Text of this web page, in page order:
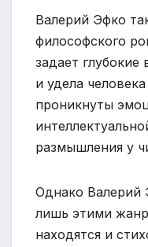
Валерий Эфко
философского
задает
и удела
проникнуты
размышления у
Однако Валерий
лишь этими
находятся и